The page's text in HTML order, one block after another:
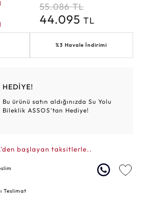
55.086 TL
44.095 TL
%3 Havale İndirimi
HEDİYE!
Bu ürünü satın aldığınızda Su Yolu
Bileklik ASSOS’tan Hediye!
başlayan taksitlerle..
Teslimat